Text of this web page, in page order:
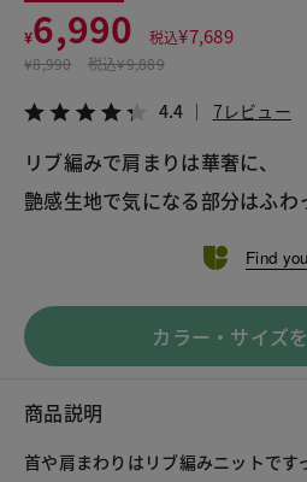
¥6,990 税込¥7,689
¥8,990 税込¥9,889
4.4 7レビュー
リブ編みで肩まりは華奢に、
艶感生地で気になる部分はふわ
Find
カラー・サイズ
商品説明
首や肩まわりはリブ編みニットです
¥6,990
税込¥7,689
LINE X